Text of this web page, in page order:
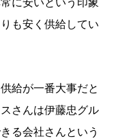
に安いという印象
も安く供給してい
給が一番大事だと
さんは伊藤忠グル
る会社さんという